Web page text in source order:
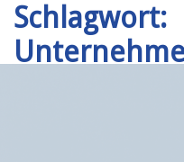
Schlagwort: